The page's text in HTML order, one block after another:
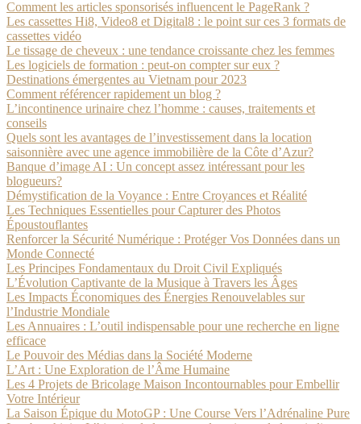
Comment les articles sponsorisés influencent le PageRank ?
Les cassettes Hi8, Video8 et Digital8 : le point sur ces 3 formats de
cassettes vidéo
Le tissage de cheveux : une tendance croissante chez les femmes
Les logiciels de formation : peut-on compter sur eux ?
Destinations émergentes au Vietnam pour 2023
Comment référencer rapidement un blog ?
L’incontinence urinaire chez l’homme : causes, traitements et
conseils
Quels sont les avantages de l’investissement dans la location
saisonnière avec une agence immobilière de la Côte d’Azur?
Banque d’image AI : Un concept assez intéressant pour les
blogueurs?
Démystification de la Voyance : Entre Croyances et Réalité
Les Techniques Essentielles pour Capturer des Photos
Époustouflantes
Renforcer la Sécurité Numérique : Protéger Vos Données dans un
Monde Connecté
Les Principes Fondamentaux du Droit Civil Expliqués
L’Évolution Captivante de la Musique à Travers les Âges
Les Impacts Économiques des Énergies Renouvelables sur
l’Industrie Mondiale
Les Annuaires : L’outil indispensable pour une recherche en ligne
efficace
Le Pouvoir des Médias dans la Société Moderne
L’Art : Une Exploration de l’Âme Humaine
Les 4 Projets de Bricolage Maison Incontournables pour Embellir
Votre Intérieur
La Saison Épique du MotoGP : Une Course Vers l’Adrénaline Pure